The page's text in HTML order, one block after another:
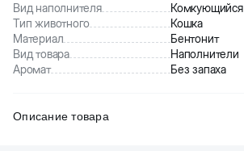
Вид наполнителя
Комкующийся
Тип животного
Кошка
Материал
Бентонит
Вид товара
Наполнители
Аромат
Без запаха
Описание товара